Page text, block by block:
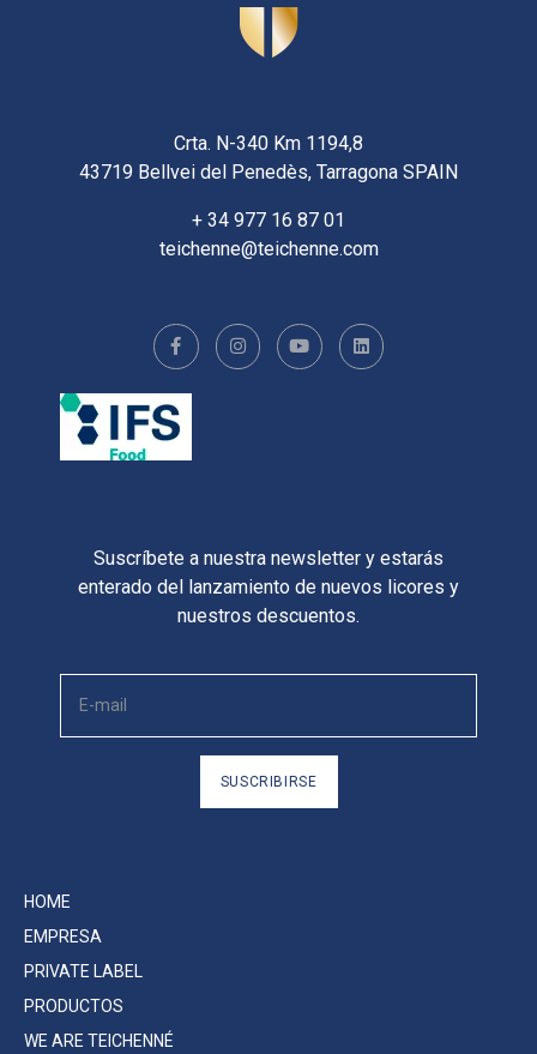
HOME
EMPRESA
PRIVATE LABEL
PRODUCTOS
WE ARE TEICHENNÉ
Crta. N-340 Km 1194,8
43719 Bellvei del Penedès, Tarragona SPAIN
+ 34 977 16 87 01
teichenne@teichenne.com
Suscríbete a nuestra newsletter y estarás
enterado del lanzamiento de nuevos licores y
nuestros descuentos.
SUSCRIBIRSE